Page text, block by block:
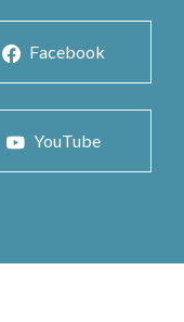
Facebook
YouTube